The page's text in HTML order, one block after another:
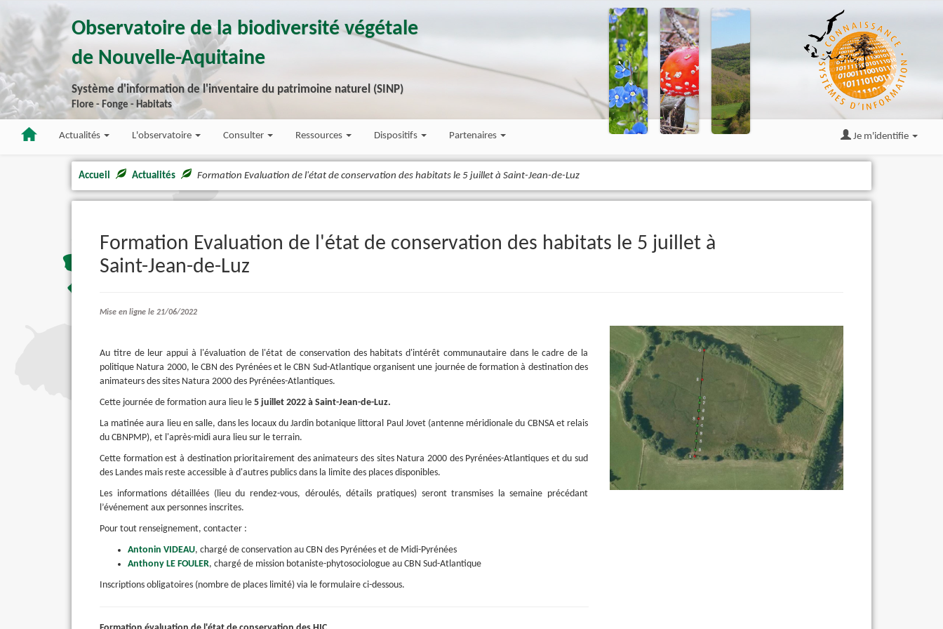
Observatoire de la biodiversité végétale
de Nouvelle-Aquitaine
Système d'information de l'inventaire du patrimoine naturel (SINP)
Flore - Fonge - Habitats
Actualités L'observatoire Consulter Ressources Dispositifs Partenaires Je m'identifie
Accueil Actualités Formation Evaluation de l'état de conservation des habitats le 5 juillet à Saint-Jean-de-Luz
Formation Evaluation de l'état de conservation des habitats le 5 juillet à
Saint-Jean-de-Luz
Mise en ligne le 21/06/2022
Au titre de leur appui à l'évaluation de l'état de conservation des habitats d'intérêt communautaire dans le cadre de la
politique Natura 2000, le CBN des Pyrénées et le CBN Sud-Atlantique organisent une journée de formation à destination des
animateurs des sites Natura 2000 des Pyrénées-Atlantiques.
Cette journée de formation aura lieu le 5 juillet 2022 à Saint-Jean-de-Luz.
La matinée aura lieu en salle, dans les locaux du Jardin botanique littoral Paul Jovet (antenne méridionale du CBNSA et relais
du CBNPMP), et l'après-midi aura lieu sur le terrain.
Cette formation est à destination prioritairement des animateurs des sites Natura 2000 des Pyrénées-Atlantiques et du sud
des Landes mais reste accessible à d'autres publics dans la limite des places disponibles.
Les informations détaillées (lieu du rendez-vous, déroulés, détails pratiques) seront transmises la semaine précédant
l’événement aux personnes inscrites.
Pour tout renseignement, contacter :
Antonin VIDEAU, chargé de conservation au CBN des Pyrénées et de Midi-Pyrénées
Anthony LE FOULER, chargé de mission botaniste-phytosociologue au CBN Sud-Atlantique
Inscriptions obligatoires (nombre de places limité) via le formulaire ci-dessous.